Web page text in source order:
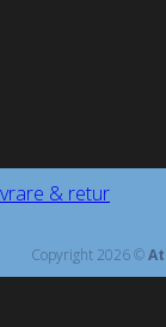
& retur
Copyright 2026 ©